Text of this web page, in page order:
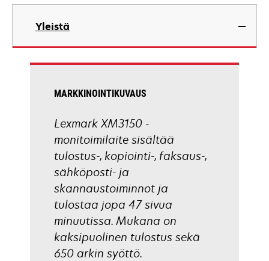
opens
new
Yleistä
MARKKINOINTIKUVAUS
Lexmark XM3150 -
monitoimilaite sisältää
tulostus-, kopiointi-, faksaus-,
sähköposti- ja
skannaustoiminnot ja
tulostaa jopa 47 sivua
minuutissa. Mukana on
kaksipuolinen tulostus sekä
650 arkin syöttö.